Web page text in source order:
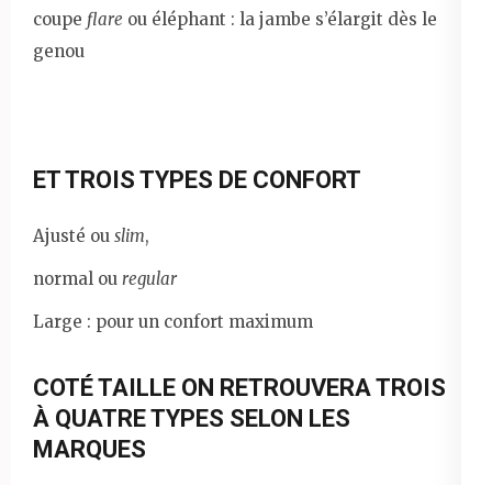
coupe flare ou éléphant : la jambe s’élargit dès le
genou
ET TROIS TYPES DE CONFORT
Ajusté ou slim,
normal ou regular
Large : pour un confort maximum
COTÉ TAILLE ON RETROUVERA TROIS
À QUATRE TYPES SELON LES
MARQUES